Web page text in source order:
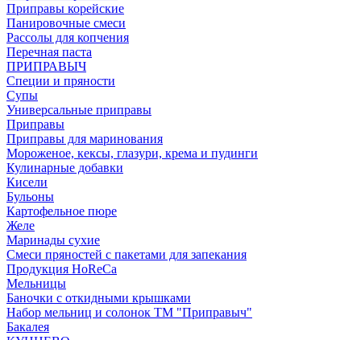
Приправы корейские
Панировочные смеси
Рассолы для копчения
Перечная паста
ПРИПРАВЫЧ
Специи и пряности
Супы
Универсальные приправы
Приправы
Приправы для маринования
Мороженое, кексы, глазури, крема и пудинги
Кулинарные добавки
Кисели
Бульоны
Картофельное пюре
Желе
Маринады сухие
Смеси пряностей с пакетами для запекания
Продукция HoReCa
Мельницы
Баночки с откидными крышками
Набор мельниц и солонок ТМ "Приправыч"
Бакалея